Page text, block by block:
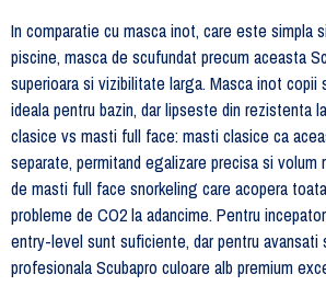
In comparatie cu masca inot, care este simpla
piscine, masca de scufundat precum aceasta
superioara si vizibilitate larga. Masca inot copii
ideala pentru bazin, dar lipseste din rezistenta
clasice vs masti full face: masti clasice ca
separate, permitand egalizare precisa si volum
de masti full face snorkeling care acopera
probleme de CO2 la adancime. Pentru
entry-level sunt suficiente, dar pentru avansati
profesionala Scubapro culoare alb premium